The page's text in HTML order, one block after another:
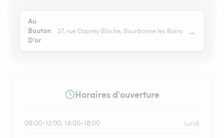
Au
Bouton
D’or
27, rue Daprey Blache, Bourbonne les Bains →
Horaires d'ouverture
09:00-12:00, 14:00-18:00 Lundi